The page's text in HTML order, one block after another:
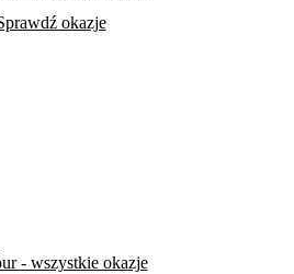
okazje
- wszystkie okazje